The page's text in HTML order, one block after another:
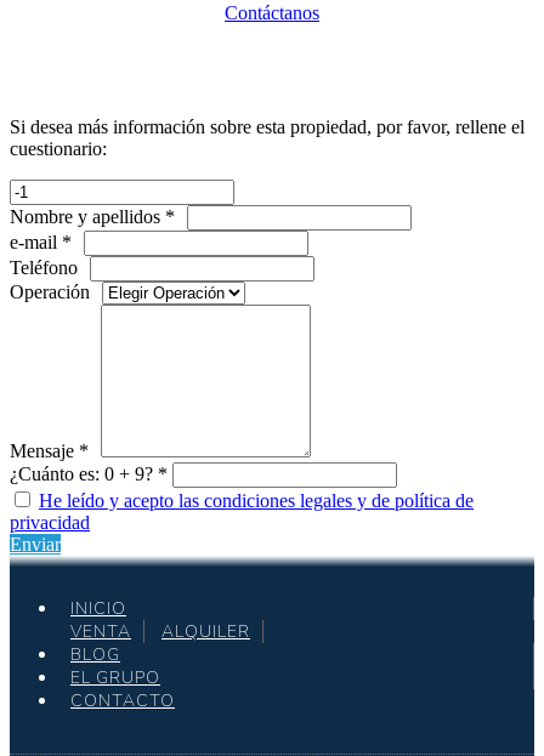
Contáctanos
Si desea más información sobre esta propiedad, por favor, rellene el
cuestionario:
Nombre y apellidos *
e-mail *
Teléfono
Operación
Mensaje *
¿Cuánto es: 0 + 9? *
He leído y acepto las condiciones legales y de política de
privacidad
Enviar
INICIO
VENTA
ALQUILER
BLOG
EL GRUPO
CONTACTO